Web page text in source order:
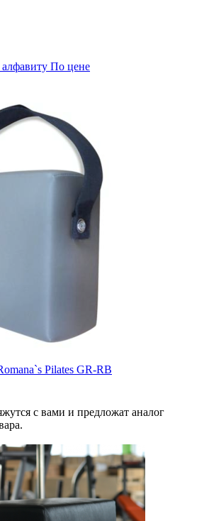
По цене
Pilates GR-RB
с вами и предложат аналог